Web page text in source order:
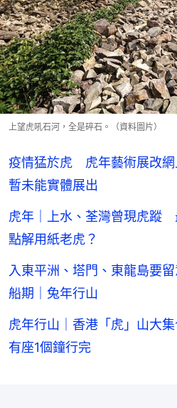
上望虎吼石河，全是碎石。（資料圖片）
疫情猛於虎 虎年藝術展改
暫未能實體展出
虎年｜上水、荃灣曾現虎
點解用紙老虎？
入東平洲、塔門、東龍島要
船期｜兔年行山
虎年行山｜香港「虎」山大
有座1個鐘行完